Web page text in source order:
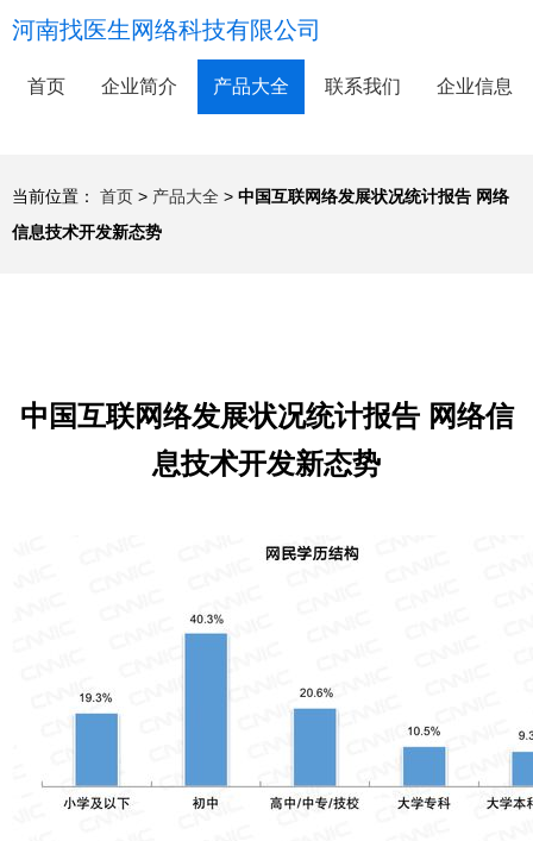
河南找医生网络科技有限公司
首页 企业简介 产品大全 联系我们 企业信息
当前位置： 首页 > 产品大全 > 中国互联网络发展状况统计报告 网络
信息技术开发新态势
中国互联网络发展状况统计报告 网络信
息技术开发新态势